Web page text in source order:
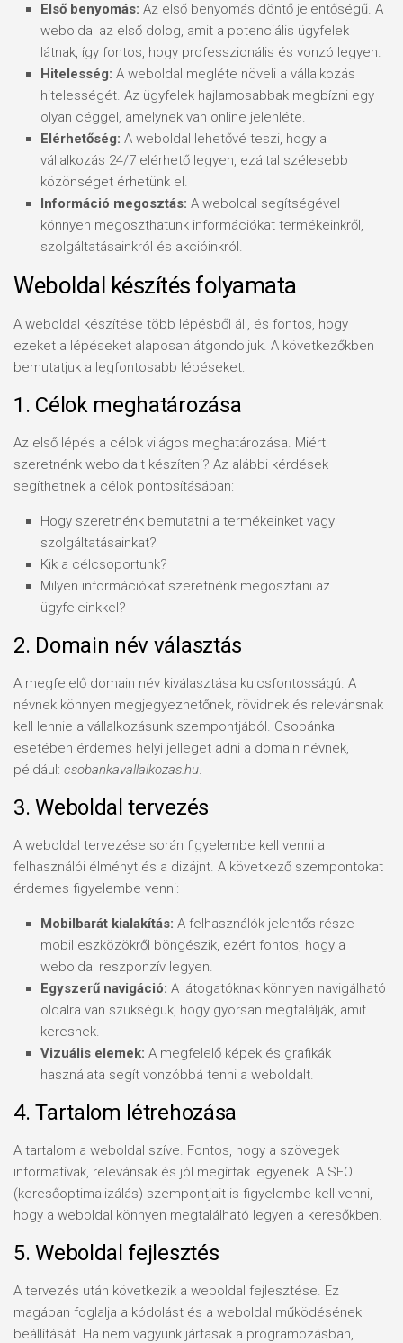
Első benyomás: Az első benyomás döntő jelentőségű. A
weboldal az első dolog, amit a potenciális ügyfelek
látnak, így fontos, hogy professzionális és vonzó legyen.
Hitelesség: A weboldal megléte növeli a vállalkozás
hitelességét. Az ügyfelek hajlamosabbak megbízni egy
olyan céggel, amelynek van online jelenléte.
Elérhetőség: A weboldal lehetővé teszi, hogy a
vállalkozás 24/7 elérhető legyen, ezáltal szélesebb
közönséget érhetünk el.
Információ megosztás: A weboldal segítségével
könnyen megoszthatunk információkat termékeinkről,
szolgáltatásainkról és akcióinkról.
Weboldal készítés folyamata
A weboldal készítése több lépésből áll, és fontos, hogy
ezeket a lépéseket alaposan átgondoljuk. A következőkben
bemutatjuk a legfontosabb lépéseket:
1. Célok meghatározása
Az első lépés a célok világos meghatározása. Miért
szeretnénk weboldalt készíteni? Az alábbi kérdések
segíthetnek a célok pontosításában:
Hogy szeretnénk bemutatni a termékeinket vagy
szolgáltatásainkat?
Kik a célcsoportunk?
Milyen információkat szeretnénk megosztani az
ügyfeleinkkel?
2. Domain név választás
A megfelelő domain név kiválasztása kulcsfontosságú. A
névnek könnyen megjegyezhetőnek, rövidnek és relevánsnak
kell lennie a vállalkozásunk szempontjából. Csobánka
esetében érdemes helyi jelleget adni a domain névnek,
például: csobankavallalkozas.hu.
3. Weboldal tervezés
A weboldal tervezése során figyelembe kell venni a
felhasználói élményt és a dizájnt. A következő szempontokat
érdemes figyelembe venni:
Mobilbarát kialakítás: A felhasználók jelentős része
mobil eszközökről böngészik, ezért fontos, hogy a
weboldal reszponzív legyen.
Egyszerű navigáció: A látogatóknak könnyen navigálható
oldalra van szükségük, hogy gyorsan megtalálják, amit
keresnek.
Vizuális elemek: A megfelelő képek és grafikák
használata segít vonzóbbá tenni a weboldalt.
4. Tartalom létrehozása
A tartalom a weboldal szíve. Fontos, hogy a szövegek
informatívak, relevánsak és jól megírtak legyenek. A SEO
(keresőoptimalizálás) szempontjait is figyelembe kell venni,
hogy a weboldal könnyen megtalálható legyen a keresőkben.
5. Weboldal fejlesztés
A tervezés után következik a weboldal fejlesztése. Ez
magában foglalja a kódolást és a weboldal működésének
beállítását. Ha nem vagyunk jártasak a programozásban,